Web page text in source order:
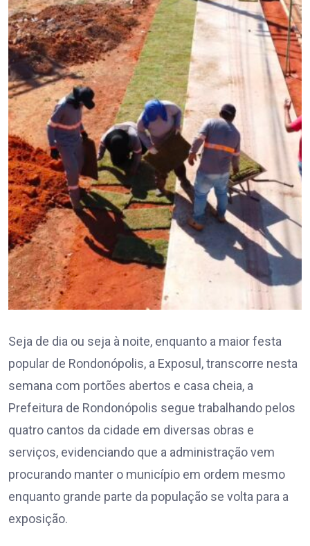
Seja de dia ou seja à noite, enquanto a maior festa
popular de Rondonópolis, a Exposul, transcorre nesta
semana com portões abertos e casa cheia, a
Prefeitura de Rondonópolis segue trabalhando pelos
quatro cantos da cidade em diversas obras e
serviços, evidenciando que a administração vem
procurando manter o município em ordem mesmo
enquanto grande parte da população se volta para a
exposição.